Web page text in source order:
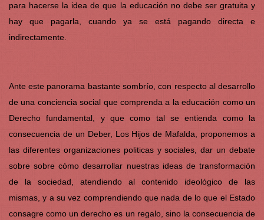
para hacerse la idea de que la educación no debe ser gratuita y
hay que pagarla, cuando ya se está pagando directa e
indirectamente.
Ante este panorama bastante sombrío, con respecto al desarrollo
de una conciencia social que comprenda a la educación como un
Derecho fundamental, y que como tal se entienda como la
consecuencia de un Deber, Los Hijos de Mafalda, proponemos a
las diferentes organizaciones politicas y sociales, dar un debate
sobre sobre cómo desarrollar nuestras ideas de transformación
de la sociedad, atendiendo al contenido ideológico de las
mismas, y a su vez comprendiendo que nada de lo que el Estado
consagre como un derecho es un regalo, sino la consecuencia de